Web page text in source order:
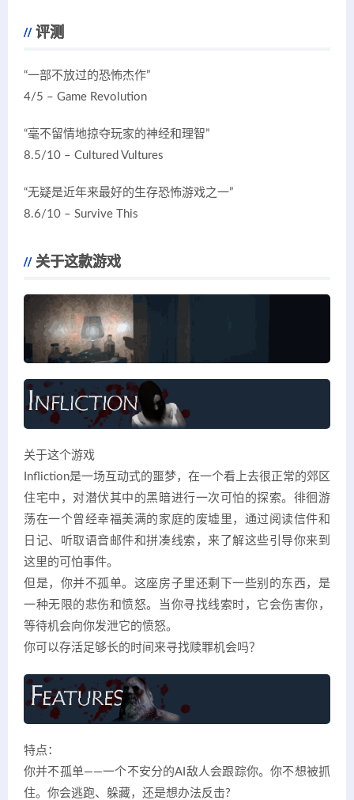
评测
“一部不放过的恐怖杰作”
4/5 – Game Revolution
“毫不留情地掠夺玩家的神经和理智”
8.5/10 – Cultured Vultures
“无疑是近年来最好的生存恐怖游戏之一”
8.6/10 – Survive This
关于这款游戏
关于这个游戏
Infliction是一场互动式的噩梦，在一个看上去很正常的郊区
住宅中，对潜伏其中的黑暗进行一次可怕的探索。徘徊游
荡在一个曾经幸福美满的家庭的废墟里，通过阅读信件和
日记、听取语音邮件和拼凑线索，来了解这些引导你来到
这里的可怕事件。
但是，你并不孤单。这座房子里还剩下一些别的东西，是
一种无限的悲伤和愤怒。当你寻找线索时，它会伤害你，
等待机会向你发泄它的愤怒。
你可以存活足够长的时间来寻找赎罪机会吗？
特点：
你并不孤单——一个不安分的AI敌人会跟踪你。你不想被抓
住。你会逃跑、躲藏，还是想办法反击?